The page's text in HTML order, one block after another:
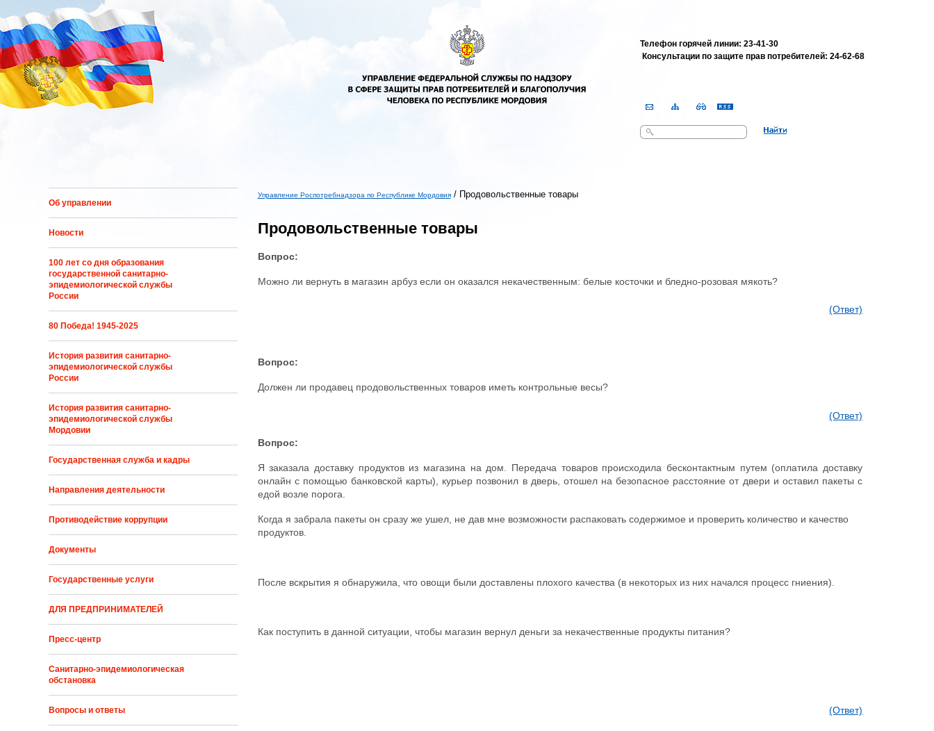
Перейти к основному содержанию
Телефон горячей линии: 23-41-30
Консультации по защите прав потребителей: 24-62-68
Форма поиска
Поиск
Об управлении
Новости
100 лет со дня образования
государственной санитарно-
эпидемиологической службы
России
80 Победа! 1945-2025
История развития санитарно-
эпидемиологической службы
России
История развития санитарно-
эпидемиологической службы
Мордовии
Государственная служба и кадры
Направления деятельности
Противодействие коррупции
Документы
Государственные услуги
ДЛЯ ПРЕДПРИНИМАТЕЛЕЙ
Пресс-центр
Санитарно-эпидемиологическая
обстановка
Вопросы и ответы
Управление Роспотребнадзора по Республике Мордовия / Продовольственные товары
Продовольственные товары
Вопрос:
Можно ли вернуть в магазин арбуз если он оказался некачественным: белые косточки и бледно-розовая мякоть?
(Ответ)
Вопрос:
Должен ли продавец продовольственных товаров иметь контрольные весы?
(Ответ)
Вопрос:
Я заказала доставку продуктов из магазина на дом. Передача товаров происходила бесконтактным путем (оплатила доставку
онлайн с помощью банковской карты), курьер позвонил в дверь, отошел на безопасное расстояние от двери и оставил пакеты с
едой возле порога.
Когда я забрала пакеты он сразу же ушел, не дав мне возможности распаковать содержимое и проверить количество и качество
продуктов.
После вскрытия я обнаружила, что овощи были доставлены плохого качества (в некоторых из них начался процесс гниения).
Как поступить в данной ситуации, чтобы магазин вернул деньги за некачественные продукты питания?
(Ответ)